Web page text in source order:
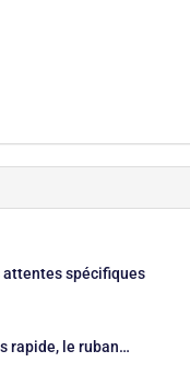
spécifiques
rapide, le ruban…